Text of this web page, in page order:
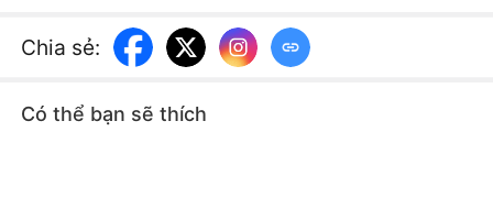
cùng. Khi cơ hội vụt tắt, cũng là lúc Trường Tô dứt
khoát từ quan, quay lưng rời đi, đoạn tuyệt nghĩa
Chia sẻ:
Có thể bạn sẽ thích